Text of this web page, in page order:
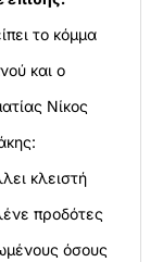
το κόμμα
και ο
Νίκος
κλειστή
προδότες
όσους